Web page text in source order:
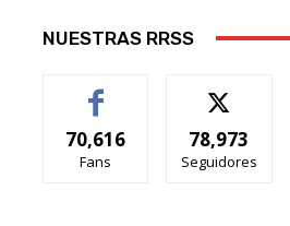
NUESTRAS RRSS
70,616
Fans
78,973
Seguidores